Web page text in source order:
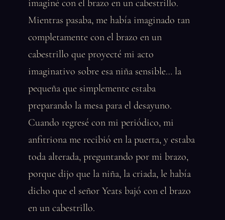
imaginé con el brazo en un cabestrillo.
Mientras pasaba, me había imaginado tan
completamente con el brazo en un
cabestrillo que proyecté mi acto
imaginativo sobre esa niña sensible… la
pequeña que simplemente estaba
preparando la mesa para el desayuno.
Cuando regresé con mi periódico, mi
anfitriona me recibió en la puerta, y estaba
toda alterada, preguntando por mi brazo,
porque dijo que la niña, la criada, le había
dicho que el señor Yeats bajó con el brazo
en un cabestrillo.